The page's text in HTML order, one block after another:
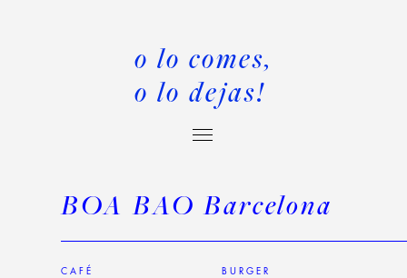
o lo comes,
o lo dejas!
BOA BAO Barcelona
CAFÉ BURGER